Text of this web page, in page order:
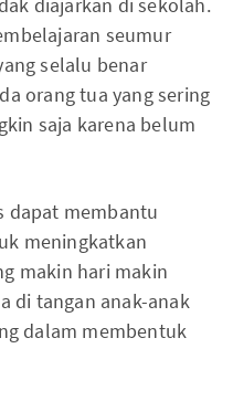
seumur
selalu benar
orang tua yang sering
saja karena belum
dapat membantu
meningkatkan
makin hari makin
di tangan anak-anak
dalam membentuk